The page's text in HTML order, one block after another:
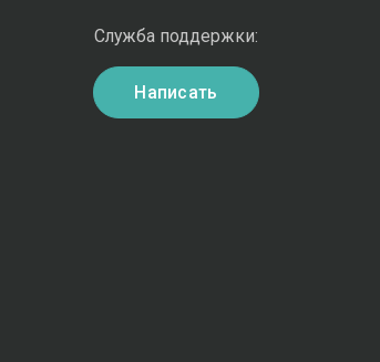
Служба поддержки:
Написать